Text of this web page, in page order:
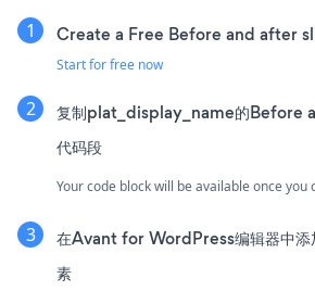
Create a Free Before and after
Start for free now
复制plat_display_name的Before
代码段
Your code block will be available once you
在Avant for WordPress编辑器中添
素